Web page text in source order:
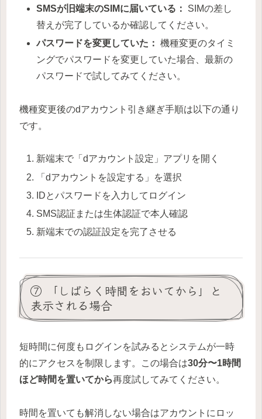
SMSが旧端末のSIMに届いている：
SIMの差し
替えが完了しているか確認してください。
パスワードを変更していた： 機種変更のタイミ
ングでパスワードを変更していた場合、最新の
パスワードで試してみてください。
機種変更後のdアカウント引き継ぎ手順は以下の通り
です。
新端末で「dアカウント設定」アプリを開く
「dアカウントを設定する」を選択
IDとパスワードを入力してログイン
SMS認証または生体認証で本人確認
新端末での認証設定を完了させる
⑦ 「しばらく時間をおいてから」と
表示される場合
短時間に何度もログインを試みるとシステムが一時
的にアクセスを制限します。この場合は30分〜1時間
ほど時間を置いてから再度試してみてください。
時間を置いても解消しない場合はアカウントにロッ